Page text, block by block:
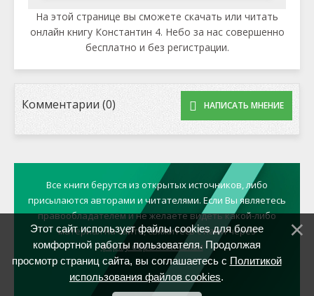
На этой странице вы сможете скачать или читать
онлайн книгу Константин 4. Небо за нас совершенно
бесплатно и без регистрации.
Комментарии (0) НАПИСАТЬ МНЕНИЕ
Все книги берутся из открытых источников, либо
присылаются авторами и читателями. Если Вы являетесь
правообладателем и не желаете видеть какой-либо
материал на сайте, свяжитесь с нами через
форму обратной связи
Этот сайт использует файлы cookies для более
комфортной работы пользователя. Продолжая
просмотр страниц сайта, вы соглашаетесь с Политикой
использования файлов cookies.